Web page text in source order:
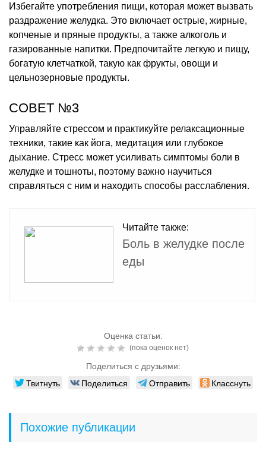
Избегайте употребления пищи, которая может вызвать
раздражение желудка. Это включает острые, жирные,
копченые и пряные продукты, а также алкоголь и
газированные напитки. Предпочитайте легкую и пищу,
богатую клетчаткой, такую как фрукты, овощи и
цельнозерновые продукты.
СОВЕТ №3
Управляйте стрессом и практикуйте релаксационные
техники, такие как йога, медитация или глубокое
дыхание. Стресс может усиливать симптомы боли в
желудке и тошноты, поэтому важно научиться
справляться с ним и находить способы расслабления.
Читайте также:
Боль в желудке после
еды
Оценка статьи:
(пока оценок нет)
Поделиться с друзьями:
Твитнуть Поделиться Отправить Класснуть
Похожие публикации